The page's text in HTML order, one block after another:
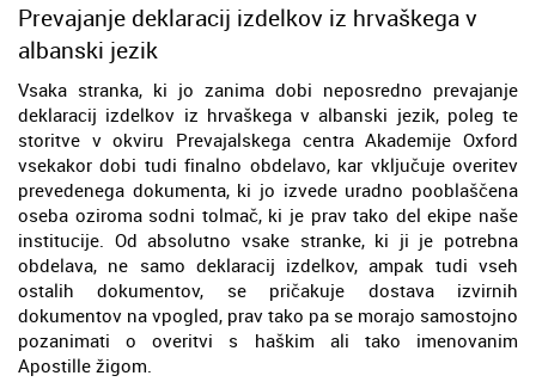
Prevajanje deklaracij izdelkov iz hrvaškega v
albanski jezik
Vsaka stranka, ki jo zanima dobi neposredno prevajanje
deklaracij izdelkov iz hrvaškega v albanski jezik, poleg te
storitve v okviru Prevajalskega centra Akademije Oxford
vsekakor dobi tudi finalno obdelavo, kar vključuje overitev
prevedenega dokumenta, ki jo izvede uradno pooblaščena
oseba oziroma sodni tolmač, ki je prav tako del ekipe naše
institucije. Od absolutno vsake stranke, ki ji je potrebna
obdelava, ne samo deklaracij izdelkov, ampak tudi vseh
ostalih dokumentov, se pričakuje dostava izvirnih
dokumentov na vpogled, prav tako pa se morajo samostojno
pozanimati o overitvi s haškim ali tako imenovanim
Apostille žigom.